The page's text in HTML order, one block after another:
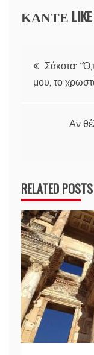
ΚΑΝΤΕ
άρθρων
Σάκοτα:
μου, το
Αν
RELATED POSTS